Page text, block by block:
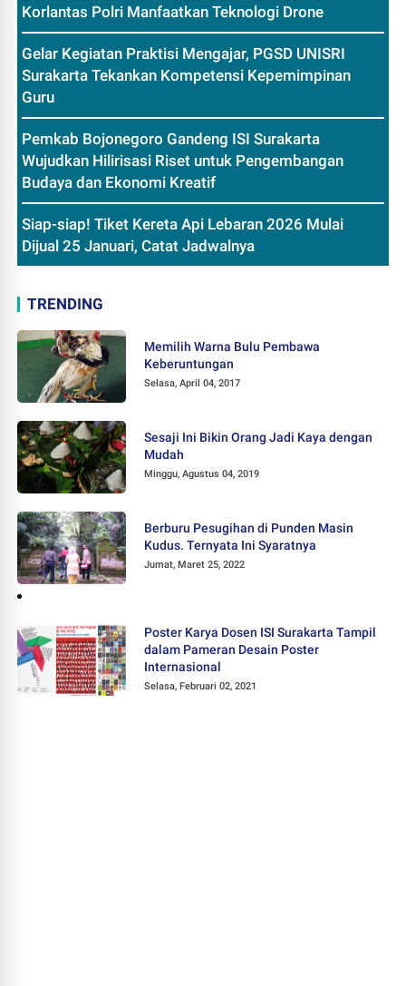
Korlantas Polri Manfaatkan Teknologi Drone
Gelar Kegiatan Praktisi Mengajar, PGSD UNISRI
Surakarta Tekankan Kompetensi Kepemimpinan
Guru
Pemkab Bojonegoro Gandeng ISI Surakarta
Wujudkan Hilirisasi Riset untuk Pengembangan
Budaya dan Ekonomi Kreatif
Siap-siap! Tiket Kereta Api Lebaran 2026 Mulai
Dijual 25 Januari, Catat Jadwalnya
TRENDING
Memilih Warna Bulu Pembawa
Keberuntungan
Selasa, April 04, 2017
Sesaji Ini Bikin Orang Jadi Kaya dengan
Mudah
Minggu, Agustus 04, 2019
Berburu Pesugihan di Punden Masin
Kudus. Ternyata Ini Syaratnya
Jumat, Maret 25, 2022
Poster Karya Dosen ISI Surakarta Tampil
dalam Pameran Desain Poster
Internasional
Selasa, Februari 02, 2021